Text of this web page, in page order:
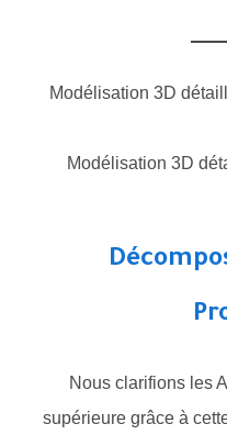
Modélisation 3D
Nous clarifions les
supérieure grâce à